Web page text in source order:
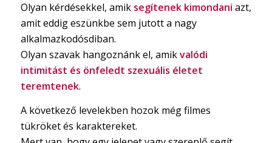
Olyan kérdésekkel, amiksegítenek kimondani azt,
amit eddig eszünkbe sem jutott a nagy
alkalmazkodósdiban.
Olyan szavak hangoznánk el, amikvalódi
intimitást és önfeledt szexuális életet
teremtenek.
A következő levelekben hozok még filmes
tükröket és karaktereket.